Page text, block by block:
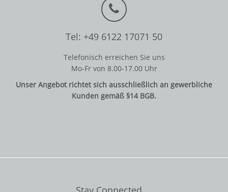
Tel: +49 6122 17071 50
Telefonisch erreichen Sie uns
Mo-Fr von 8.00-17.00 Uhr
Unser Angebot richtet sich ausschließlich an gewerbliche
Kunden gemäß §14 BGB.